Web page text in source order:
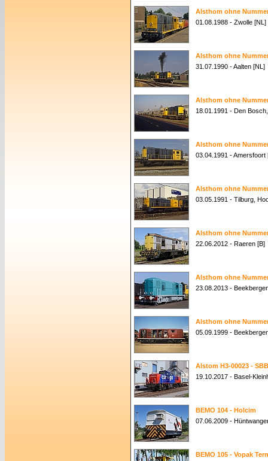
Alsthom ohne
01.08.1988 - Zwolle [NL]
Alsthom ohne
31.07.1990 - Aalten [NL]
Alsthom ohne
18.01.1991 - Den
Alsthom ohne
03.04.1991 - Amersfoort
Alsthom ohne
03.05.1991 - Tilburg,
Alsthom ohne
22.06.2012 - Raeren [B]
Alsthom ohne
23.08.2013 -
Alsthom ohne
05.09.1999 -
Alstom H3-00023 -
19.10.2017 - Basel-
BEMO 104 - Holcim
07.06.2009 -
BEMO 105 - Vopak